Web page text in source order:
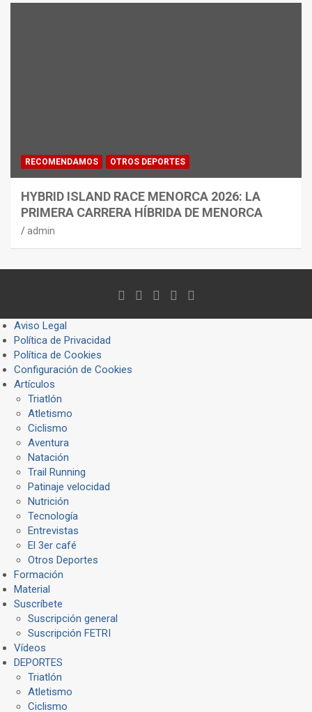
RECOMENDAMOS OTROS DEPORTES
HYBRID ISLAND RACE MENORCA 2026: LA
PRIMERA CARRERA HÍBRIDA DE MENORCA
admin
Aviso Legal
Política de Privacidad
Política de Cookies
Configuración de Cookies
Artículos
Triatlón
Atletismo
Ciclismo
Aventura
Natación
Trail Running
Patinaje velocidad
Nutrición
Tecnología
Entrevistas
El 3er café
Otros Deportes
Formación
Material
Suscríbete
Suscripción general
Suscripción FETRI
Vídeos
DEPORTES
Triatlón
Atletismo
Ciclismo